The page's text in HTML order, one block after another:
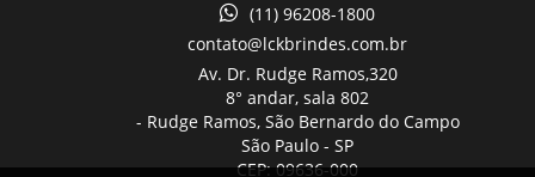
(11) 96208-1800
contato@lckbrindes.com.br
Av. Dr. Rudge Ramos,320
8° andar, sala 802
- Rudge Ramos, São Bernardo do Campo
São Paulo - SP
CEP: 09636-000